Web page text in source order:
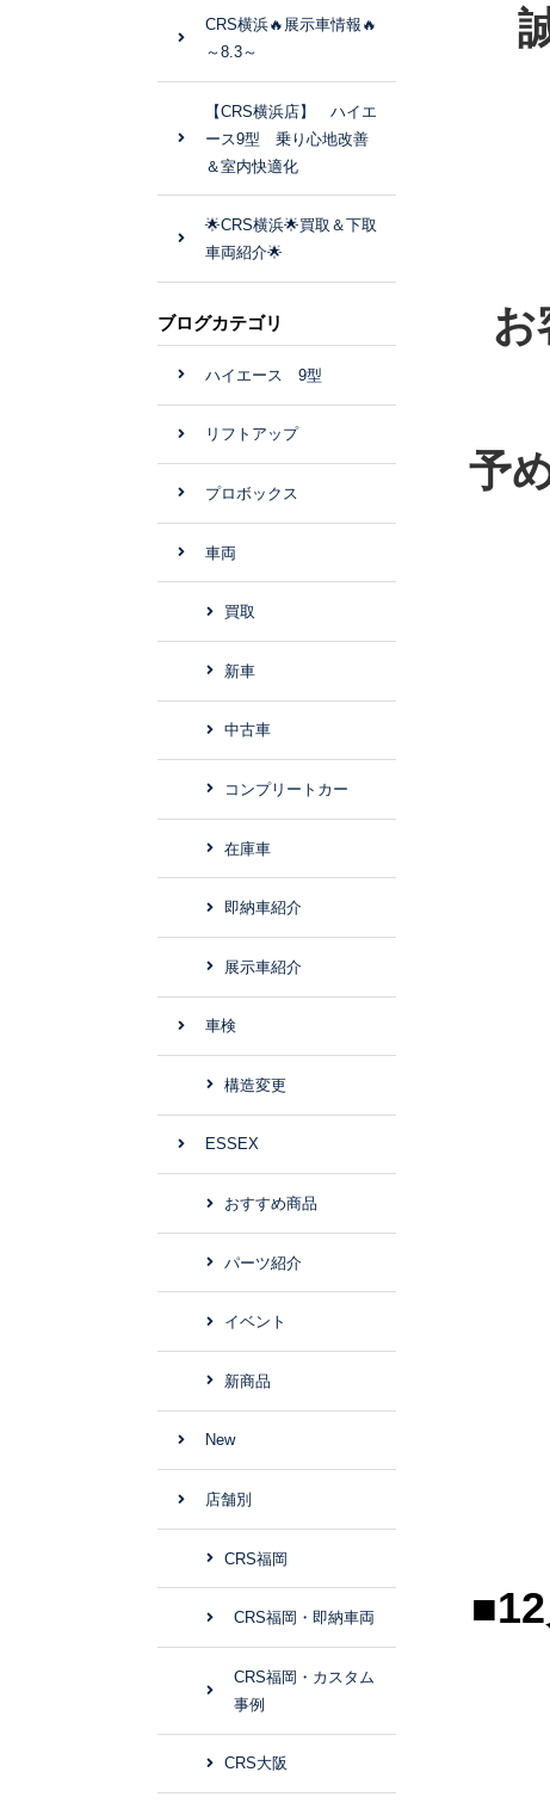
お
予
CRS横浜🔥展示車情報🔥
～8.3～
【CRS横浜店】 ハイエ
ース9型 乗り心地改善
＆室内快適化
🌟CRS横浜🌟買取＆下取
車両紹介🌟
ブログカテゴリ
ハイエース 9型
リフトアップ
プロボックス
車両
買取
新車
中古車
コンプリートカー
在庫車
即納車紹介
展示車紹介
車検
構造変更
ESSEX
おすすめ商品
パーツ紹介
イベント
新商品
New
店舗別
CRS福岡
CRS福岡・即納車両
CRS福岡・カスタム
事例
CRS大阪